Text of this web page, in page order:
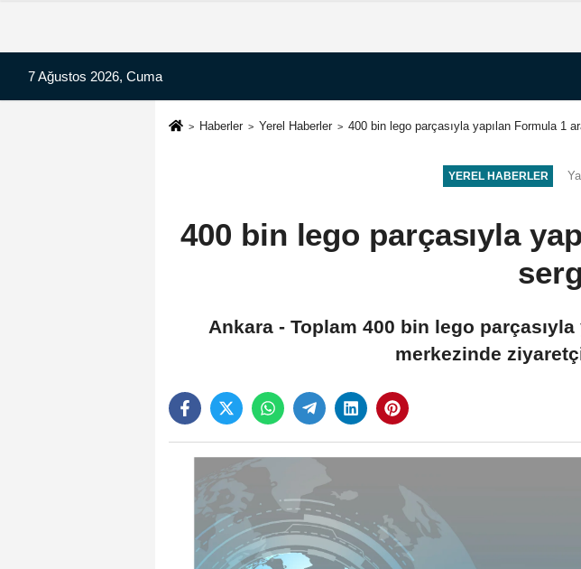
7 Ağustos 2026, Cuma
Haberler Yerel Haberler 400 bin lego parçasıyla yapılan Formula 1
YEREL HABERLER
400 bin lego parçasıyla
Ankara - Toplam 400 bin lego
merkezinde